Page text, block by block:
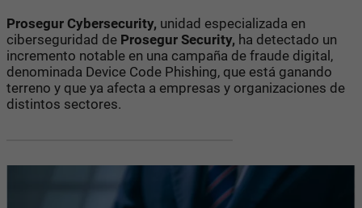
Prosegur Cybersecurity, unidad especializada en
ciberseguridad de Prosegur Security, ha detectado un
incremento notable en una campaña de fraude digital,
denominada Device Code Phishing, que está ganando
terreno y que ya afecta a empresas y organizaciones de
distintos sectores.